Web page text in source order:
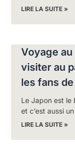
LIRE LA SUITE »
Voyage
visiter au
les fans
Le Japon est le
et c’est aussi
LIRE LA SUITE »